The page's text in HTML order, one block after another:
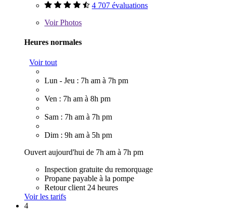
4 707 évaluations
VoirPhotos
Heures normales
Voir tout
Lun - Jeu : 7h am à 7h pm
Ven : 7h am à 8h pm
Sam : 7h am à 7h pm
Dim : 9h am à 5h pm
Ouvert aujourd'hui de 7h am à 7h pm
Inspection gratuite du remorquage
Propane payable à la pompe
Retour client 24 heures
Voir les tarifs
4